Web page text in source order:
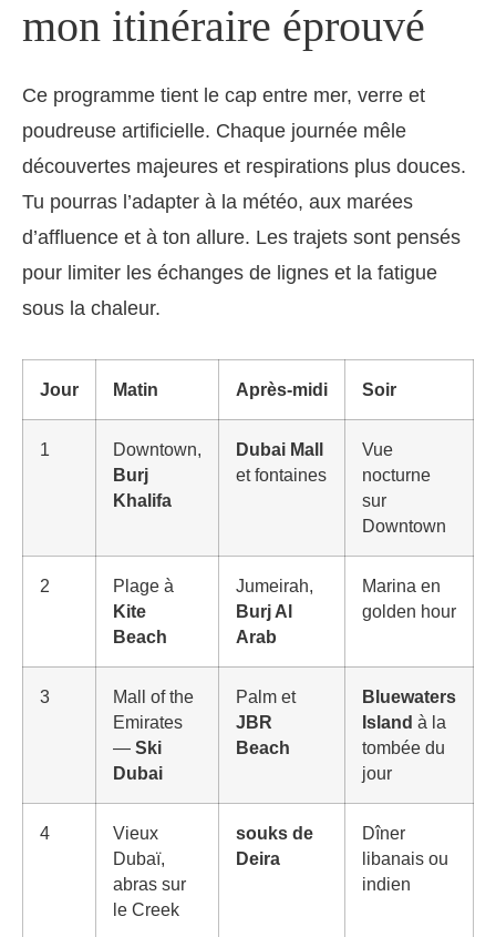
mon itinéraire éprouvé
Ce programme tient le cap entre mer, verre et
poudreuse artificielle. Chaque journée mêle
découvertes majeures et respirations plus douces.
Tu pourras l’adapter à la météo, aux marées
d’affluence et à ton allure. Les trajets sont pensés
pour limiter les échanges de lignes et la fatigue
sous la chaleur.
Jour Matin Après-midi Soir
1
Downtown,
Burj
Khalifa
Dubai Mall
et fontaines
Vue
nocturne
sur
Downtown
2
Plage à
Kite
Beach
Jumeirah,
Burj Al
Arab
Marina en
golden hour
3
Mall of the
Emirates
— Ski
Dubai
Palm et
JBR
Beach
Bluewaters
Island à la
tombée du
jour
4
Vieux
Dubaï,
abras sur
le Creek
souks de
Deira
Dîner
libanais ou
indien